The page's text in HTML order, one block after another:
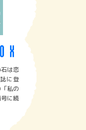
は恋
に登
私の
に続